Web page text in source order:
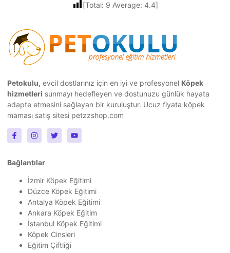
[Total: 9 Average: 4.4]
Petokulu, evcil dostlarınız için en iyi ve profesyonel Köpek
hizmetleri sunmayı hedefleyen ve dostunuzu günlük hayata
adapte etmesini sağlayan bir kuruluştur. Ucuz fiyata köpek
maması satış sitesi petzzshop.com
Bağlantılar
İzmir Köpek Eğitimi
Düzce Köpek Eğitimi
Antalya Köpek Eğitimi
Ankara Köpek Eğitim
İstanbul Köpek Eğitimi
Köpek Cinsleri
Eğitim Çiftliği